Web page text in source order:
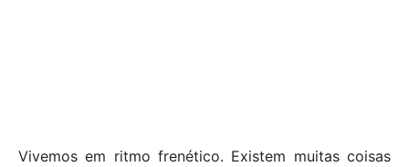
Vivemos em ritmo frenético. Existem muitas coisas